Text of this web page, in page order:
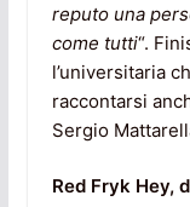
reputo una
come tutti“.
l’universitaria
raccontarsi
Sergio
Red Fryk Hey,